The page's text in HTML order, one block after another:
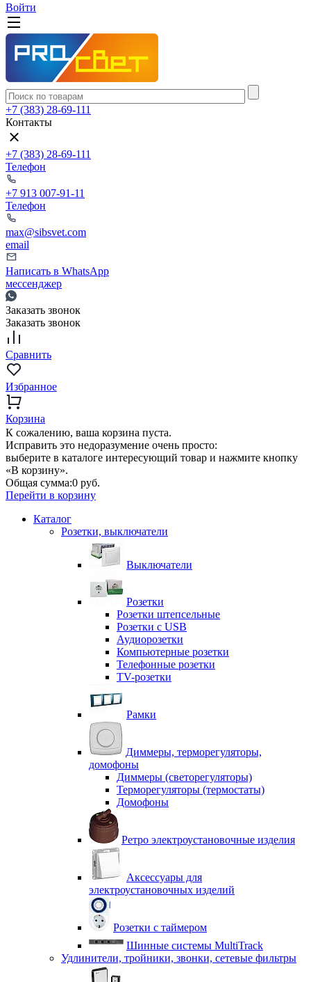
Войти
+7 (383) 28-69-111
Контакты
+7 (383) 28-69-111
Телефон
+7 913 007-91-11
Телефон
max@sibsvet.com
email
Написать в WhatsApp
мессенджер
Заказать звонок
Заказать звонок
Сравнить
Избранное
Корзина
К сожалению, ваша корзина пуста.
Исправить это недоразумение очень просто:
выберите в каталоге интересующий товар и нажмите кнопку
«В корзину».
Общая сумма:0 руб.
Перейти в корзину
Каталог
Розетки, выключатели
Выключатели
Розетки
Розетки штепсельные
Розетки с USB
Аудиорозетки
Компьютерные розетки
Телефонные розетки
TV-розетки
Рамки
Диммеры, терморегуляторы,
домофоны
Диммеры (светорегуляторы)
Терморегуляторы (термостаты)
Домофоны
Ретро электроустановочные изделия
Аксессуары для
электроустановочных изделий
Розетки с таймером
Шинные системы MultiTrack
Удлинители, тройники, звонки, сетевые фильтры